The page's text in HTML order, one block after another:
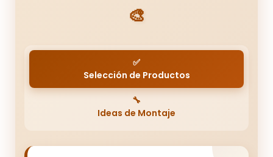
🎨
✅
Selección de Productos
🔧
Ideas de Montaje